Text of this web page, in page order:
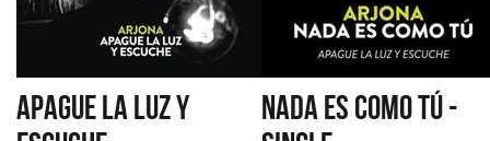
APAGUE LA LUZ Y
NADA ES COMO TÚ -